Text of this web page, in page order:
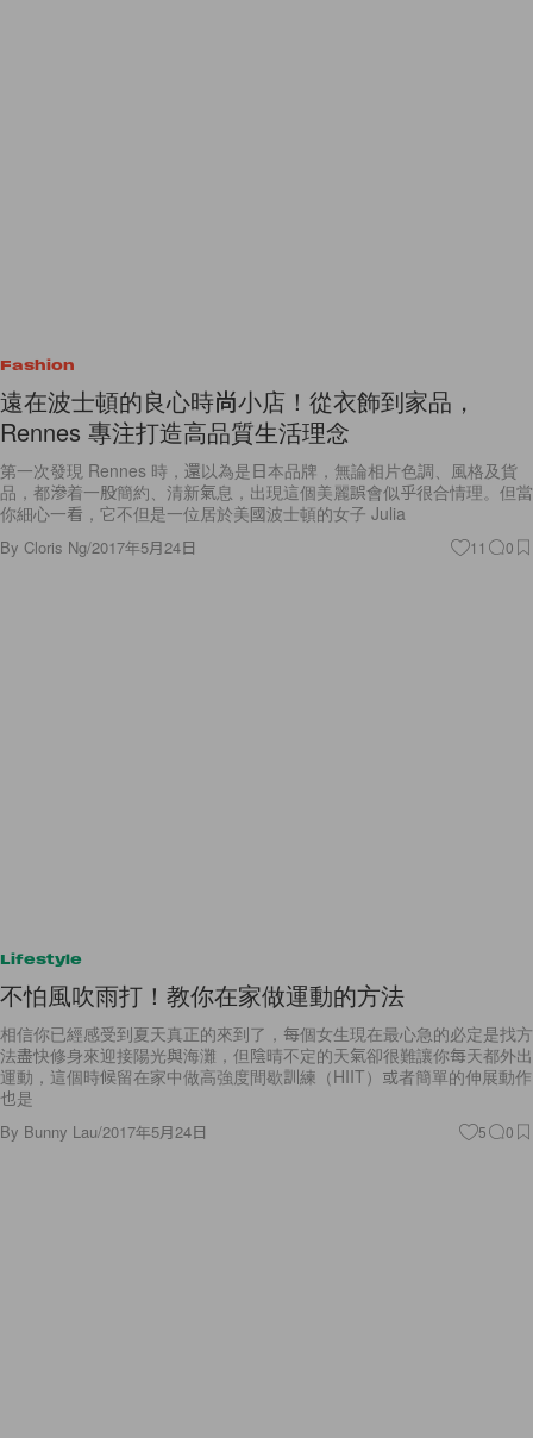
Fashion
遠在波士頓的良心時尚小店！從衣飾到家品，
Rennes 專注打造高品質生活理念
第一次發現 Rennes 時，還以為是日本品牌，無論相片色調、風格及貨
品，都滲着一股簡約、清新氣息，出現這個美麗誤會似乎很合情理。但當
你細心一看，它不但是一位居於美國波士頓的女子 Julia
By Cloris Ng/2017年5月24日 11 0
Lifestyle
不怕風吹雨打！教你在家做運動的方法
相信你已經感受到夏天真正的來到了，每個女生現在最心急的必定是找方
法盡快修身來迎接陽光與海灘，但陰晴不定的天氣卻很難讓你每天都外出
運動，這個時候留在家中做高強度間歇訓練（HIIT）或者簡單的伸展動作
也是
By Bunny Lau/2017年5月24日 5 0